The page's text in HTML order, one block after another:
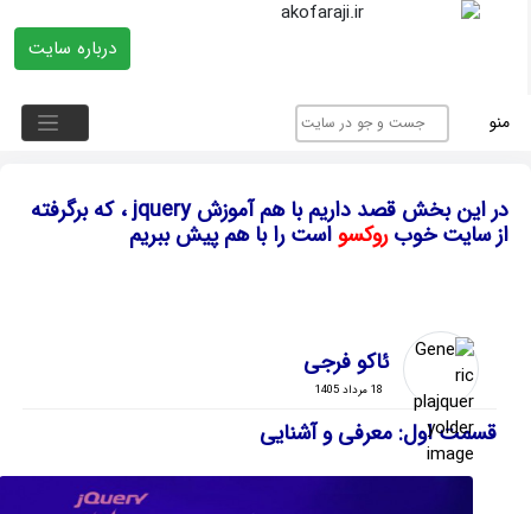
درباره سایت
منو
در این بخش قصد داریم با هم آموزش jquery ، که برگرفته
از سایت خوبروکسواست را با هم پیش ببریم
ئاکو فرجی
18 مرداد 1405
قسمت اول: معرفی و آشنایی